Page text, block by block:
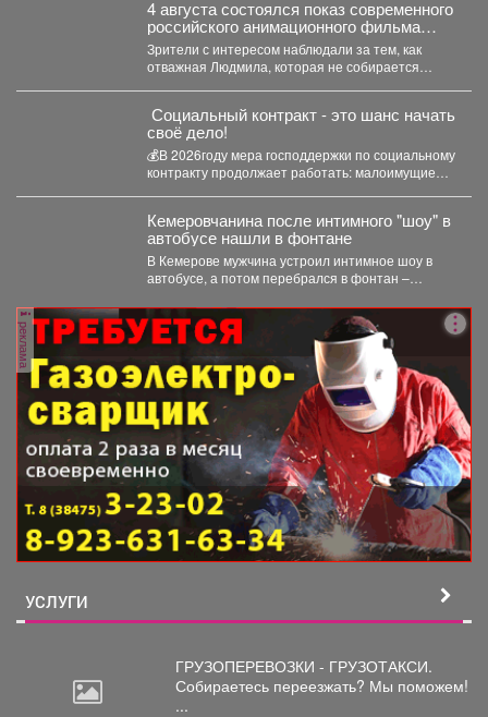
4 августа состоялся показ современного
российского анимационного фильма
«Руслан и Людмила. Больше, чем
сказка» (2023).
Зрители с интересом наблюдали за тем, как
отважная Людмила, которая не собирается
Социальный контракт - это шанс начать
своё дело!
💰В 2026году мера господдержки по социальному
контракту продолжает работать: малоимущие
Кемеровчанина после интимного "шоу" в
автобусе нашли в фонтане
В Кемерове мужчина устроил интимное шоу в
автобусе, а потом перебрался в фонтан –
реклама
УСЛУГИ
ГРУЗОПЕРЕВОЗКИ - ГРУЗОТАКСИ.
Собираетесь переезжать? Мы поможем!
...